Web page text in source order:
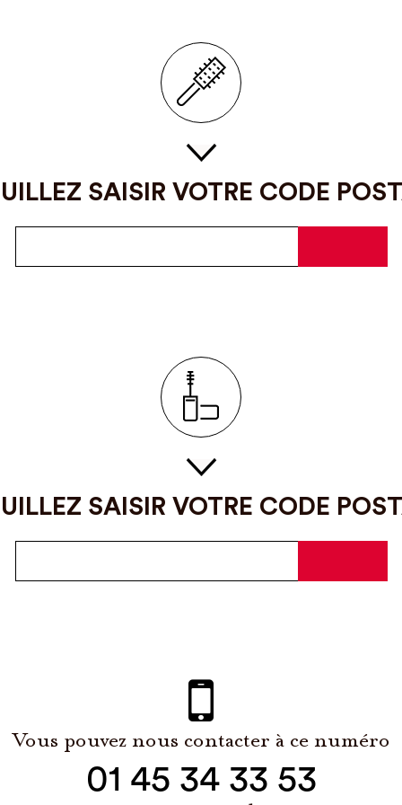
SAISIR VOTRE CODE
SAISIR VOTRE CODE
Vous pouvez nous contacter à ce numéro
01 45 34 33 53